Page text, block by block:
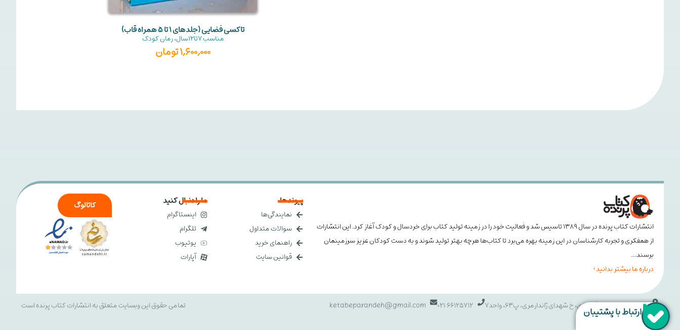
تاکسی فضایی (جلدهای 1 تا 5 همراه قاب)
مناسب7تا12سال ،رمان کودک
1,600,000تومان
انتشارات کتاب پرنده در سال ۱۳۸۹ تاسیس شد و فعالیت خود را در زمینه تولید کتاب برای خردسال و کودک آغاز کرد. این انتشارات
از همفکری و تجربه کارشناسان در این زمینه بهره می‌برد تا کتاب‌ها هرچه بهتر تولید شوند و به دست کودکان عزیز سرزمینمان
برسند…
درباره ما بیشتر بدانید >
پیوندها
نمایندگی‌ها
سوالات متداول
راهنمای خرید
قوانین سایت
ما را دنبال کنید
اینستاگرام
تلگرام
یوتیوب
آپارات
کاتالوگ
تهران، خ انقلاب، خ فخررازی، خ شهدای ژاندارمری، پ63، واحد7 66125712 021
ketabeparandeh@gmail.com تمامی حقوق این وبسایت متعلق به انتشارات کتاب پرنده است ارتباط با پشتیبان